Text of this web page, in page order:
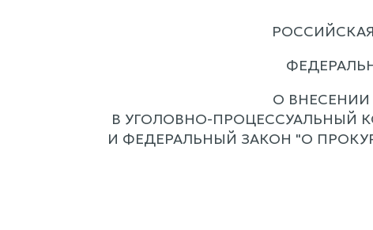
О
В УГОЛОВНО-ПРОЦЕССУАЛЬНЫЙ
И ФЕДЕРАЛЬНЫЙ ЗАКОН "О